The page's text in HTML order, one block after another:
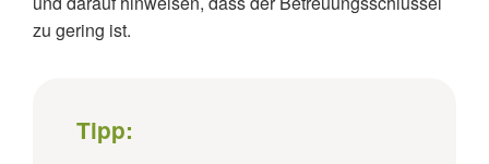
zu gering ist.
Tipp: